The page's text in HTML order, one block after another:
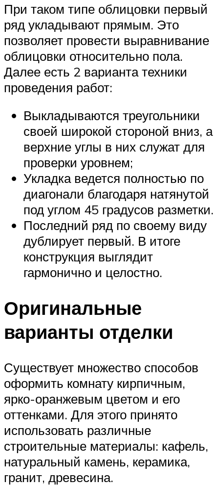
При таком типе облицовки первый
ряд укладывают прямым. Это
позволяет провести выравнивание
облицовки относительно пола.
Далее есть 2 варианта техники
проведения работ:
Выкладываются треугольники
своей широкой стороной вниз, а
верхние углы в них служат для
проверки уровнем;
Укладка ведется полностью по
диагонали благодаря натянутой
под углом 45 градусов разметки.
Последний ряд по своему виду
дублирует первый. В итоге
конструкция выглядит
гармонично и целостно.
Оригинальные
варианты отделки
Существует множество способов
оформить комнату кирпичным,
ярко-оранжевым цветом и его
оттенками. Для этого принято
использовать различные
строительные материалы: кафель,
натуральный камень, керамика,
гранит, древесина.